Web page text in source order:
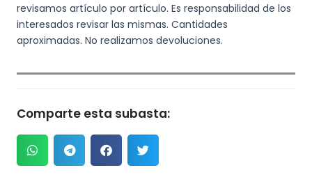
revisamos artículo por artículo. Es responsabilidad de los
interesados revisar las mismas. Cantidades
aproximadas. No realizamos devoluciones.
Comparte esta subasta: